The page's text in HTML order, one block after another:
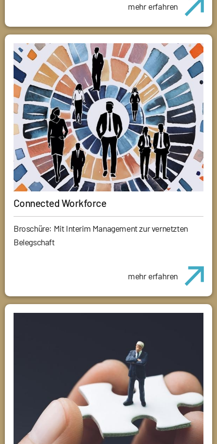
mehr erfahren
Connected Workforce
Broschüre: Mit Interim Management zur vernetzten
Belegschaft
mehr erfahren